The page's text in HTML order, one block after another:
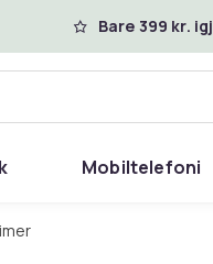
Bare 399 kr.
Mobiltelefoni